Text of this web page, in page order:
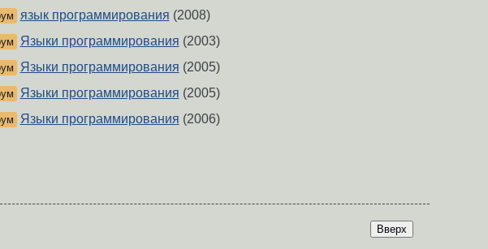
язык программирования (2008)
Языки программирования (2003)
Языки программирования (2005)
Языки программирования (2005)
Языки программирования (2006)
Вверх